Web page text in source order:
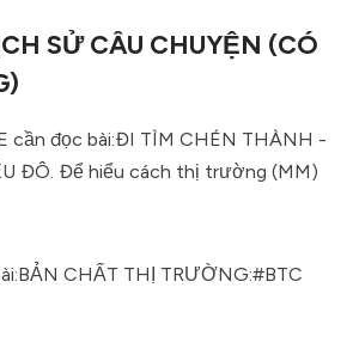
SỬ CÂU CHUYỆN (CÓ
cần đọc bài:ĐI TÌM CHÉN THÀNH -
ĐÔ . Để hiểu cách thị trường (MM)
BẢN CHẤT THỊ TRƯỜNG:#BTC